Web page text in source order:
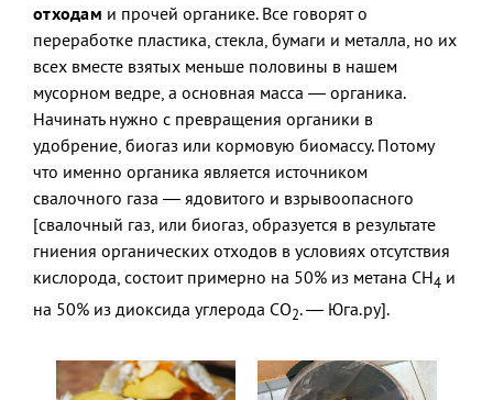
отходам и прочей органике. Все говорят о
переработке пластика, стекла, бумаги и металла, но их
всех вместе взятых меньше половины в нашем
мусорном ведре, а основная масса — органика.
Начинать нужно с превращения органики в
удобрение, биогаз или кормовую биомассу. Потому
что именно органика является источником
свалочного газа — ядовитого и взрывоопасного
[свалочный газ, или биогаз, образуется в результате
гниения органических отходов в условиях отсутствия
кислорода, состоит примерно на 50% из метана CH4 и
на 50% из диоксида углерода CO2. — Юга.ру].